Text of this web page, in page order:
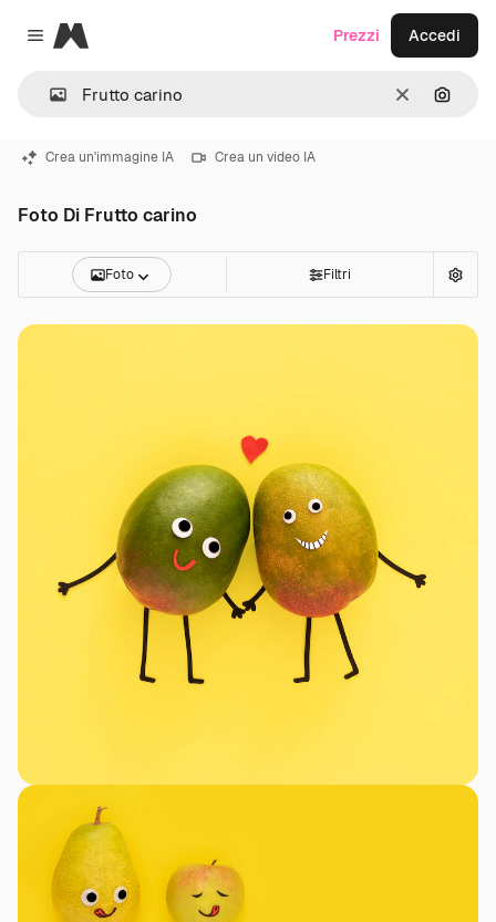
Close menu
Magnific
CancellaCerca
Prezzi Accedi
Crea un'immagine IA Crea un video IA
Foto Di Frutto carino
Foto Filtri